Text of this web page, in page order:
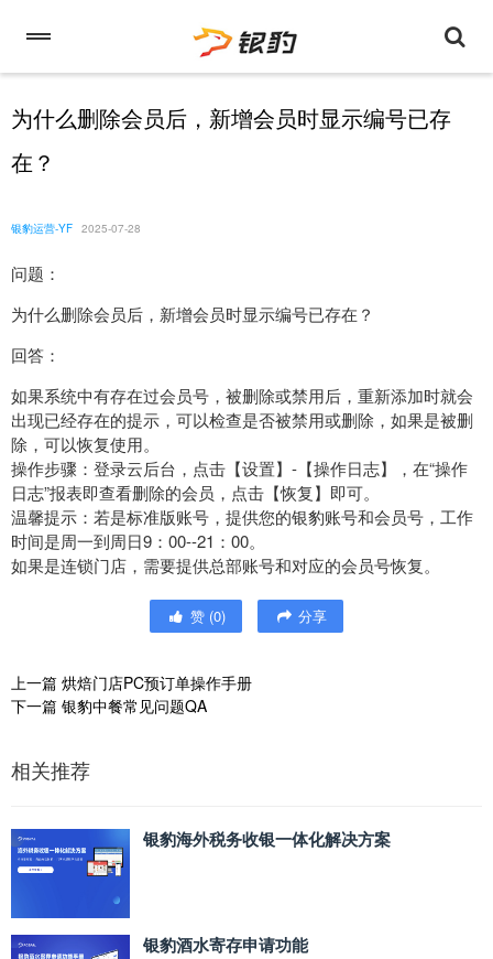
为什么删除会员后，新增会员时显示编号已存
在？
银豹运营-YF 2025-07-28
问题：
为什么删除会员后，新增会员时显示编号已存在？
回答：
如果系统中有存在过会员号，被删除或禁用后，重新添加时就会
出现已经存在的提示，可以检查是否被禁用或删除，如果是被删
除，可以恢复使用。
操作步骤：登录云后台，点击【设置】-【操作日志】，在“操作
日志”报表即查看删除的会员，点击【恢复】即可。
温馨提示：若是标准版账号，提供您的银豹账号和会员号，工作
时间是周一到周日9：00--21：00。
如果是连锁门店，需要提供总部账号和对应的会员号恢复。
赞 (0) 分享
上一篇 烘焙门店PC预订单操作手册
下一篇 银豹中餐常见问题QA
相关推荐
银豹海外税务收银一体化解决方案
银豹酒水寄存申请功能